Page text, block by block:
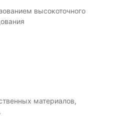
высокоточного
материалов,